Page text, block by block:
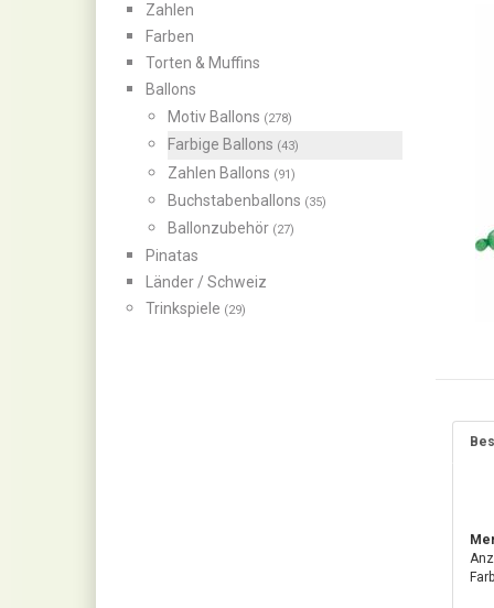
Zahlen
Farben
Torten & Muffins
Ballons
Motiv Ballons (278)
Farbige Ballons (43)
Zahlen Ballons (91)
Buchstabenballons (35)
Ballonzubehör (27)
Pinatas
Länder / Schweiz
Trinkspiele (29)